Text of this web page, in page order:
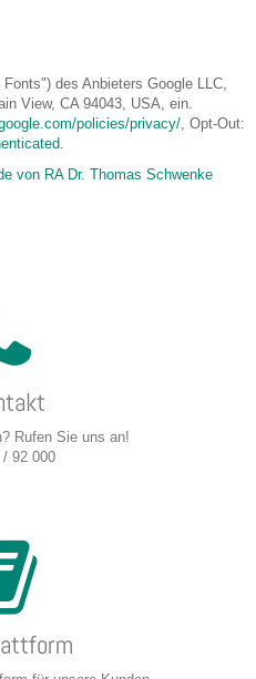
des Anbieters Google LLC,
View, CA 94043, USA, ein.
policies/privacy/, Opt-Out:
.
von RA Dr. Thomas Schwenke
Rufen Sie uns an!
/ 92 000